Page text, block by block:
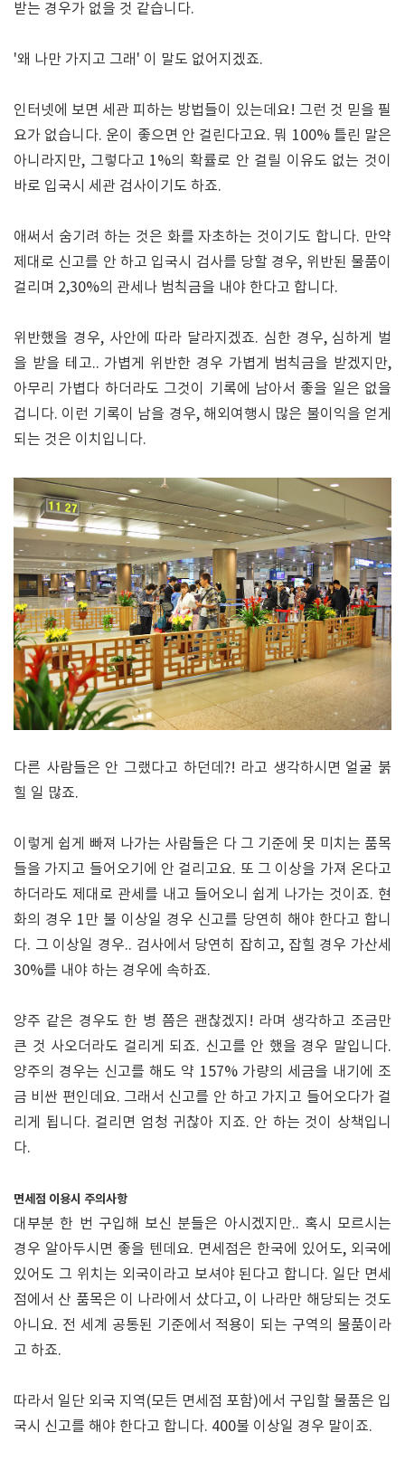
받는 경우가 없을 것 같습니다.
'왜 나만 가지고 그래' 이 말도 없어지겠죠.
인터넷에 보면 세관 피하는 방법들이 있는데요! 그런 것 믿을 필
요가 없습니다. 운이 좋으면 안 걸린다고요. 뭐 100% 틀린 말은
아니라지만, 그렇다고 1%의 확률로 안 걸릴 이유도 없는 것이
바로 입국시 세관 검사이기도 하죠.
애써서 숨기려 하는 것은 화를 자초하는 것이기도 합니다. 만약
제대로 신고를 안 하고 입국시 검사를 당할 경우, 위반된 물품이
걸리며 2,30%의 관세나 범칙금을 내야 한다고 합니다.
위반했을 경우, 사안에 따라 달라지겠죠. 심한 경우, 심하게 벌
을 받을 테고.. 가볍게 위반한 경우 가볍게 범칙금을 받겠지만,
아무리 가볍다 하더라도 그것이 기록에 남아서 좋을 일은 없을
겁니다. 이런 기록이 남을 경우, 해외여행시 많은 불이익을 얻게
되는 것은 이치입니다.
다른 사람들은 안 그랬다고 하던데?! 라고 생각하시면 얼굴 붉
힐 일 많죠.
이렇게 쉽게 빠져 나가는 사람들은 다 그 기준에 못 미치는 품목
들을 가지고 들어오기에 안 걸리고요. 또 그 이상을 가져 온다고
하더라도 제대로 관세를 내고 들어오니 쉽게 나가는 것이죠. 현
화의 경우 1만 불 이상일 경우 신고를 당연히 해야 한다고 합니
다. 그 이상일 경우.. 검사에서 당연히 잡히고, 잡힐 경우 가산세
30%를 내야 하는 경우에 속하죠.
양주 같은 경우도 한 병 쯤은 괜찮겠지! 라며 생각하고 조금만
큰 것 사오더라도 걸리게 되죠. 신고를 안 했을 경우 말입니다.
양주의 경우는 신고를 해도 약 157% 가량의 세금을 내기에 조
금 비싼 편인데요. 그래서 신고를 안 하고 가지고 들어오다가 걸
리게 됩니다. 걸리면 엄청 귀찮아 지죠. 안 하는 것이 상책입니
다.
면세점 이용시 주의사항
대부분 한 번 구입해 보신 분들은 아시겠지만.. 혹시 모르시는
경우 알아두시면 좋을 텐데요. 면세점은 한국에 있어도, 외국에
있어도 그 위치는 외국이라고 보셔야 된다고 합니다. 일단 면세
점에서 산 품목은 이 나라에서 샀다고, 이 나라만 해당되는 것도
아니요. 전 세계 공통된 기준에서 적용이 되는 구역의 물품이라
고 하죠.
따라서 일단 외국 지역(모든 면세점 포함)에서 구입할 물품은 입
국시 신고를 해야 한다고 합니다. 400불 이상일 경우 말이죠.